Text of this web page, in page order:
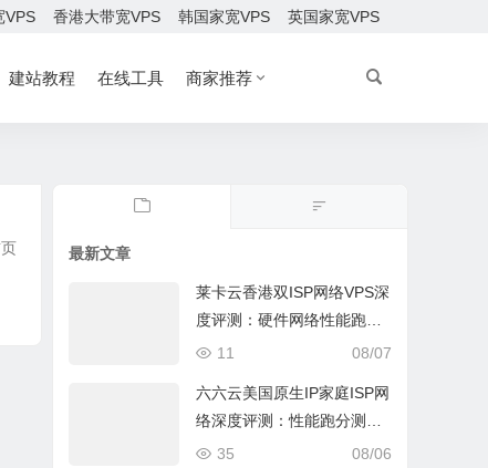
VPS 香港大带宽VPS 韩国家宽VPS 英国家宽VPS
建站教程 在线工具 商家推荐
最新文章
莱卡云香港双ISP网络VPS深
度评测：硬件网络性能跑
分、流媒体兼容测试和选择
08/07
11
六六云美国原生IP家庭ISP网
络深度评测：性能跑分测
试、网络线路与购买建议08/06
35